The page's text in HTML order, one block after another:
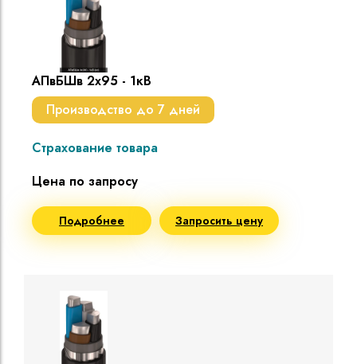
АПвБШв 2х95 - 1кВ
Производство до 7 дней
Страхование товара
Цена по запросу
Подробнее Запросить цену